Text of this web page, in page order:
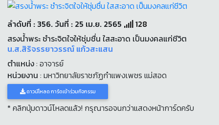
ลำดับที่ : 356. วันที่ : 25 เม.ย. 2565
128
สรงน้ำพระ ชำระจิตใจให้ชุ่มชื่น ใสสะอาด เป็นมงคลแก่ชีวิต
น.ส.สิริจรรยาวรรณ์ แก้วสะแสน
ตำแหน่ง: อาจารย์
หน่วยงาน : มหาวิทยาลัยราชภัฏกำแพงเพชร แม่สอด
ดาวน์โหลด การ์ดเข้าร่วมกิจกรรม
* คลิกปุ่มดาวน์โหลดแล้ว! กรุณารอจนกว่าแสดงหน้าการ์ดครับ